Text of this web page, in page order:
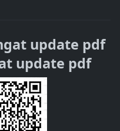
update pdf
update pdf